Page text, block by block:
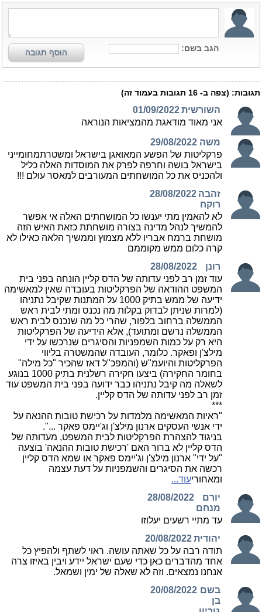
הגב בשם: הוסף תגובה
תגובות: (צפה ב- 16 תגובות בעמוד זה)
השורשית01/09/2022
אני מאוד מודאגת מהמציאות הנוראה
משה 29/08/2022
פרקליטות של הפשע המאואגן בישראל ומשטרתמחומייני
בישראל בושה וחרפה לפרק את המוסדות האלה כליל
ולהכניס את כל המושחתים המעורבים למאסר עולם !!!
זהבה
רוקח
28/08/2022
לא להאמין מתי יענשו כל המושחתים האלה אי אפשר
להמשיך לנהל מדינה בצורה מושחתת כזאת האיש הזה
מושחת ברמח אבריו ללא מצמוץ וממשיך הלאה כאילו לא
קרה כלום ממש מקוממם
רונן
28/08/2022
עוד זמן רב לפני עדותה של הדס קליין הונחה בפני בית
המשפט ההודאה של הפרקליטות בעובדה שאין למאשימה
ידיעה של ממש בתיק 1000 על המתנות שקיבל נתניהו
(למרות שניתן לבדוק בקלות מה נכנס ומתי לבית ראש
הממשלה ברחוב בלפור, שהרי כל מה שנכנס לבית ראש
הממשלה נרשם ומתועד), אלא הידיעה של הפרקליטות
היא רק על כמות השמפניות והסיגרים שנרכשו על ידי
מילצ'ן ופאקר. כלומר, העובדה שהמשטרה בליווי
הפרקליטות והיועמ"ש (והמפכ"ל דאז שהכיר "כל מילה"
בחומר החקירה) ביצעו חקירה רשלנית בתיק 1000 בנוגע
לשאלה מה קיבל נתניהו כבר ידועה בפני בית המשפט עוד
זמן רב לפני עדותה של הדס קליין.
***
"ראיות המאשימה מלמדות על רכישת טובות ההנאה על
ידי אנשי העסקים ארנון מילצ'ן וג'יימס פאקר ...".
בניגוד להצהרת הפרקליטות לבית המשפט, מעדותה של
הדס קליין לא ברור האם 'רכישת טובות ההנאה' בוצעה
"על ידי" ארנון מילצ'ן וג'יימס פאקר או שמא הדס קליין
רכשה את הסיגרים והשמפניות על דעת עצמה
ומאחוריעוד...
יורם
מנחם
28/08/2022
עד מתיי רשעים יעלוזו
יהודית20/08/2022
תודה רבה על כל שאתה עושה. ראוי לשתף ולהפיץ כל
אחד מהדברים כאן כדי שעם ישראל יידע ויבין באיזו צרה
אנחנו נמצאים. וזה לא שאלה של ימין ושמאל.
בשם
בן
20/08/2022